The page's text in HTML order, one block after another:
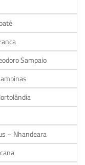
Sampaio
– Nhandeara